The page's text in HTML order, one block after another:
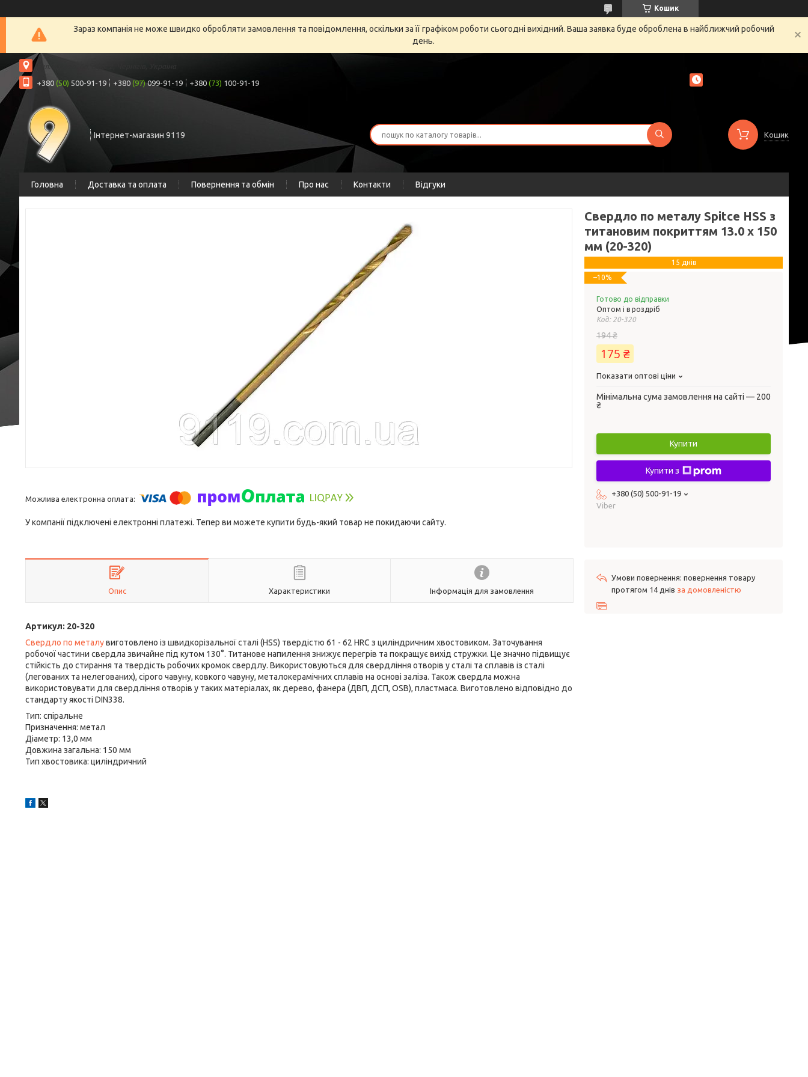
Кошик
Зараз компанія не може швидко обробляти замовлення та повідомлення, оскільки за її графіком роботи сьогодні вихідний. Ваша заявка буде оброблена в найближчий робочий
день.
вул. Шрага, 6а, офіс 2, Чернігів, Україна
+380 (50) 500-91-19 +380 (97)099-91-19 +380 (73) 100-91-19
Інтернет-магазин 9119 Кошик
Головна Доставка та оплата Повернення та обмін Про нас Контакти Відгуки
У компанії підключені електронні платежі. Тепер ви можете купити будь-який товар не покидаючи сайту.
Опис Характеристики Інформація для замовлення
Артикул: 20-320
Свердло по металувиготовлено із швидкорізальної сталі (HSS) твердістю 61 - 62 HRC з циліндричним хвостовиком. Заточування
робочої частини свердла звичайне під кутом 130°. Титанове напилення знижує перегрів та покращує вихід стружки. Це значно підвищує
стійкість до стирання та твердість робочих кромок свердлу. Використовуються для свердління отворів у сталі та сплавів із сталі
(легованих та нелегованих), сірого чавуну, ковкого чавуну, металокерамічних сплавів на основі заліза. Також свердла можна
використовувати для свердління отворів у таких матеріалах, як дерево, фанера (ДВП, ДСП, ОSB), пластмаса. Виготовлено відповідно до
стандарту якості DIN338.
Тип: спіральне
Призначення: метал
Діаметр: 13,0 мм
Довжина загальна: 150 мм
Тип хвостовика: циліндричний
Свердло по металу Spitce НSS з
титановим покриттям 13.0 х 150
мм (20-320)
15 днів
–10%
Готово до відправки
Оптом і в роздріб
Код: 20-320
194 ₴
175 ₴
Показати оптові ціни
Мінімальна сума замовлення на сайті — 200
₴
Купити
Купити з
+380 (50) 500-91-19
Viber
повернення товару
протягом 14 днів за домовленістю